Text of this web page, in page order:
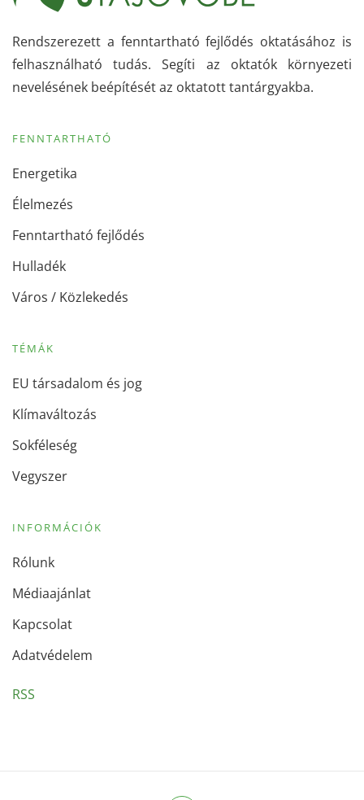
Rendszerezett a fenntartható fejlődés oktatásához is
felhasználható tudás. Segíti az oktatók környezeti
nevelésének beépítését az oktatott tantárgyakba.
FENNTARTHATÓ
Energetika
Élelmezés
Fenntartható fejlődés
Hulladék
Város / Közlekedés
TÉMÁK
EU társadalom és jog
Klímaváltozás
Sokféleség
Vegyszer
INFORMÁCIÓK
Rólunk
Médiaajánlat
Kapcsolat
Adatvédelem
RSS